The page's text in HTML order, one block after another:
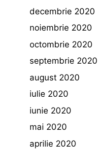
decembrie 2020
noiembrie 2020
octombrie 2020
septembrie 2020
august 2020
iulie 2020
iunie 2020
mai 2020
aprilie 2020